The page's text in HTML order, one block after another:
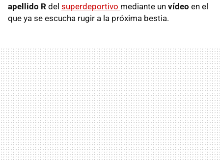
apellido R del superdeportivo mediante un vídeo en el
que ya se escucha rugir a la próxima bestia.